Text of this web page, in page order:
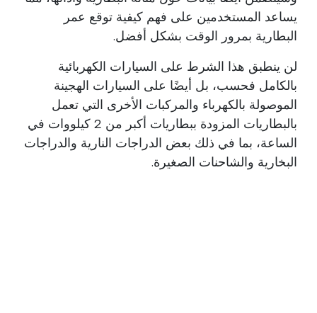
يساعد المستخدمين على فهم كيفية توقع عمر
البطارية بمرور الوقت بشكل أفضل.
لن ينطبق هذا الشرط على السيارات الكهربائية
بالكامل فحسب، بل أيضًا على السيارات الهجينة
الموصولة بالكهرباء والمركبات الأخرى التي تعمل
بالبطاريات المزودة ببطاريات أكبر من 2 كيلووات في
الساعة، بما في ذلك بعض الدراجات النارية والدراجات
البخارية والشاحنات الصغيرة.